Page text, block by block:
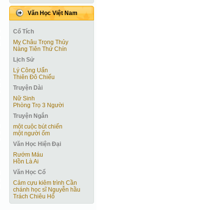
Văn Học Việt Nam
Cổ Tích
Mỵ Châu Trọng Thủy
Nàng Tiên Thứ Chín
Lịch Sử
Lý Công Uẩn
Thiên Đô Chiếu
Truyện Dài
Nữ Sinh
Phòng Trọ 3 Người
Truyện Ngắn
một cuộc bút chiến
một người ốm
Văn Học Hiện Ðại
Rướm Máu
Hồn Là Ai
Văn Học Cổ
Cảm cựu kiêm trình Cần
chánh học sĩ Nguyễn hầu
Trách Chiêu Hổ